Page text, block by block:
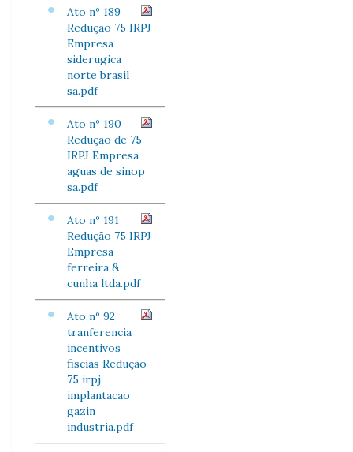
Ato nº 189
Redução 75 IRPJ
Empresa
siderugica
norte brasil
sa.pdf
Ato nº 190
Redução de 75
IRPJ Empresa
aguas de sinop
sa.pdf
Ato nº 191
Redução 75 IRPJ
Empresa
ferreira &
cunha ltda.pdf
Ato nº 92
tranferencia
incentivos
fiscias Redução
75 irpj
implantacao
gazin
industria.pdf